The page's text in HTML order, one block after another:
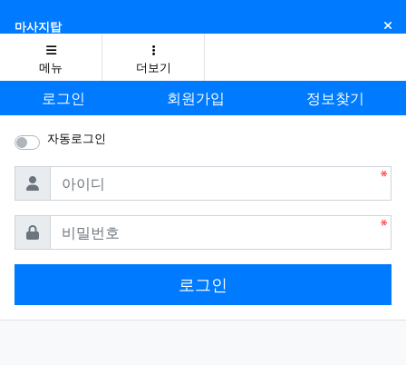
마사지탑 닫
메뉴 더보기
로그인 회원가입 정보찾기
자동로그인
아이디
비밀번호
로그인